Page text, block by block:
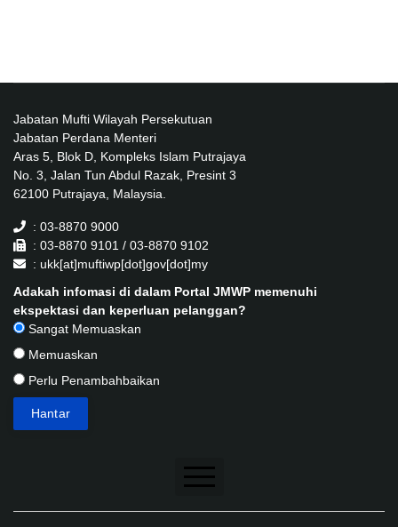
Jabatan Mufti Wilayah Persekutuan
Jabatan Perdana Menteri
Aras 5, Blok D, Kompleks Islam Putrajaya
No. 3, Jalan Tun Abdul Razak, Presint 3
62100 Putrajaya, Malaysia.
: 03-8870 9000
: 03-8870 9101 / 03-8870 9102
: ukk[at]muftiwp[dot]gov[dot]my
Adakah infomasi di dalam Portal JMWP memenuhi
ekspektasi dan keperluan pelanggan?
Sangat Memuaskan
Memuaskan
Perlu Penambahbaikan
Penafian